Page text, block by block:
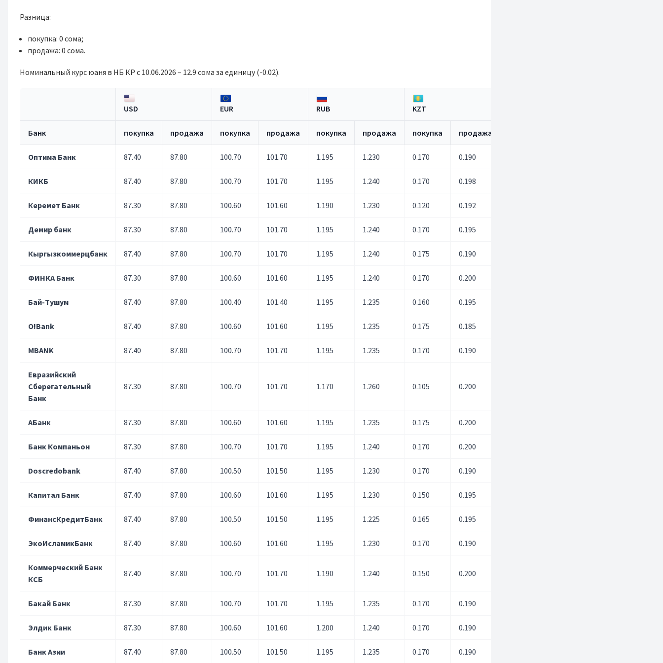
Разница:
покупка: 0 сома;
продажа: 0 сома.
Номинальный курс юаня в НБ КР с 10.06.2026 – 12.9 сома за единицу (-0.02).
USD EUR RUB KZT
Банк покупка продажа покупка продажа покупка продажа покупка продажа
Оптима Банк 87.40 87.80 100.70 101.70 1.195 1.230 0.170 0.190
КИКБ 87.40 87.80 100.70 101.70 1.195 1.240 0.170 0.198
Керемет Банк 87.30 87.80 100.60 101.60 1.190 1.230 0.120 0.192
Демир банк 87.30 87.80 100.70 101.70 1.195 1.240 0.170 0.195
Кыргызкоммерцбанк 87.40 87.80 100.70 101.70 1.195 1.240 0.175 0.190
ФИНКА Банк 87.30 87.80 100.60 101.60 1.195 1.240 0.170 0.200
Бай-Тушум 87.40 87.80 100.40 101.40 1.195 1.235 0.160 0.195
O!Bank 87.40 87.80 100.60 101.60 1.195 1.235 0.175 0.185
MBANK 87.40 87.80 100.70 101.70 1.195 1.235 0.170 0.190
Евразийский
Сберегательный
Банк
87.30 87.80 100.70 101.70 1.170 1.260 0.105 0.200
АБанк 87.30 87.80 100.60 101.60 1.195 1.235 0.175 0.200
Банк Компаньон 87.30 87.80 100.70 101.70 1.195 1.240 0.170 0.200
Doscredobank 87.40 87.80 100.50 101.50 1.195 1.230 0.170 0.190
Капитал Банк 87.40 87.80 100.60 101.60 1.195 1.230 0.150 0.195
ФинансКредитБанк 87.40 87.80 100.50 101.50 1.195 1.225 0.165 0.195
ЭкоИсламикБанк 87.40 87.80 100.60 101.60 1.195 1.230 0.170 0.190
Коммерческий Банк
КСБ
87.40 87.80 100.70 101.70 1.190 1.240 0.150 0.200
Бакай Банк 87.30 87.80 100.70 101.70 1.195 1.235 0.170 0.190
Элдик Банк 87.30 87.80 100.60 101.60 1.200 1.240 0.170 0.190
Банк Азии 87.40 87.80 100.50 101.50 1.195 1.235 0.170 0.190